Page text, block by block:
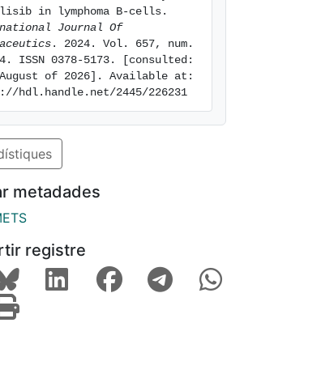
Journal Of
. 2024. Vol. 657, num.
ISSN 0378-5173. [consulted:
of 2026]. Available at:
hdl.handle.net/2445/226231
metadades
registre